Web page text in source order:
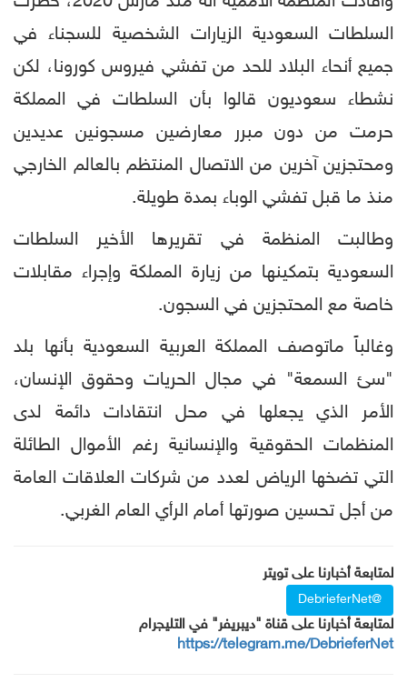
السلطات السعودية الزيارات الشخصية للسجناء في
جميع أنحاء البلاد للحد من تفشي فيروس كورونا، لكن
نشطاء سعوديون قالوا بأن السلطات في المملكة
حرمت من دون مبرر معارضين مسجونين عديدين
ومحتجزين آخرين من الاتصال المنتظم بالعالم الخارجي
منذ ما قبل تفشي الوباء بمدة طويلة.
وطالبت المنظمة في تقريرها الأخير السلطات
السعودية بتمكينها من زيارة المملكة وإجراء مقابلات
خاصة مع المحتجزين في السجون.
وغالباً ماتوصف المملكة العربية السعودية بأنها بلد
"سئ السمعة" في مجال الحريات وحقوق الإنسان،
الأمر الذي يجعلها في محل انتقادات دائمة لدى
المنظمات الحقوقية والإنسانية رغم الأموال الطائلة
التي تضخها الرياض لعدد من شركات العلاقات العامة
من أجل تحسين صورتها أمام الرأي العام الغربي.
لمتابعة أخبارنا على تويتر
@DebrieferNet
لمتابعة أخبارنا على قناة "ديبريفر" في التليجرام
https://telegram.me/DebrieferNet